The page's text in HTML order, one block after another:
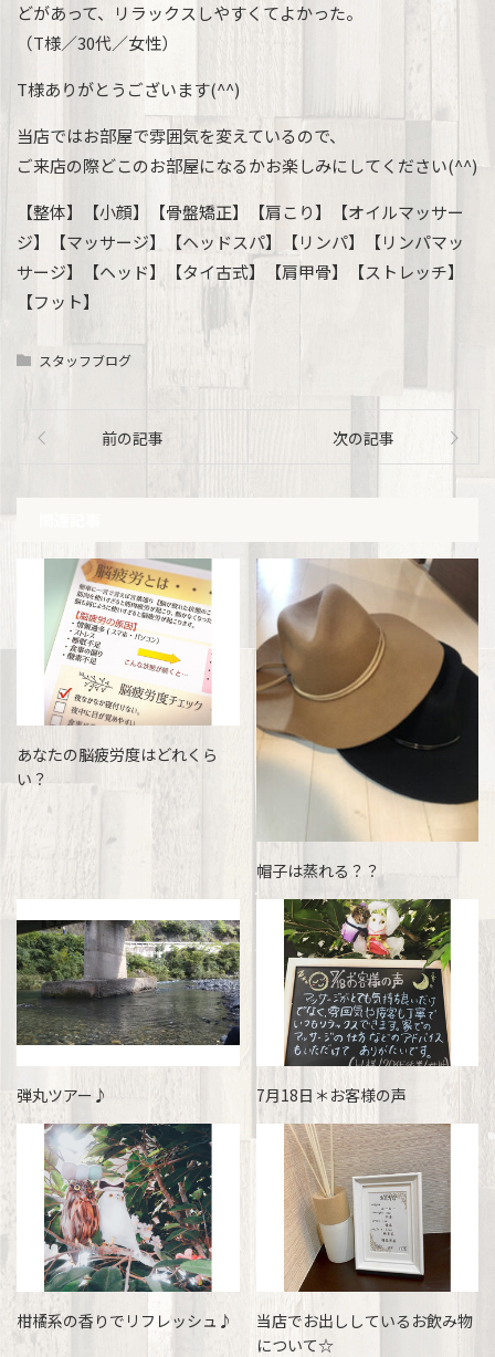
どがあって、リラックスしやすくてよかった。
（T様／30代／女性）
T様ありがとうございます(^^)
当店ではお部屋で雰囲気を変えているので、
ご来店の際どこのお部屋になるかお楽しみにしてください(^^)
【整体】【小顔】【骨盤矯正】【肩こり】【オイルマッサー
ジ】【マッサージ】【ヘッドスパ】【リンパ】【リンパマッ
サージ】【ヘッド】【タイ古式】【肩甲骨】【ストレッチ】
【フット】
スタッフブログ
前の記事 次の記事
あなたの脳疲労度はどれくら
い？
帽子は蒸れる？？
弾丸ツアー♪ 7月18日＊お客様の声
柑橘系の香りでリフレッシュ♪
当店でお出ししているお飲み物
について☆